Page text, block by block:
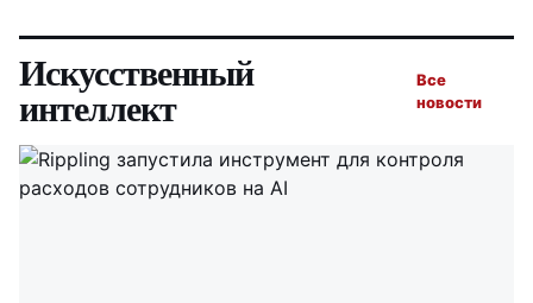
Искусственный
интеллект
Все
новости